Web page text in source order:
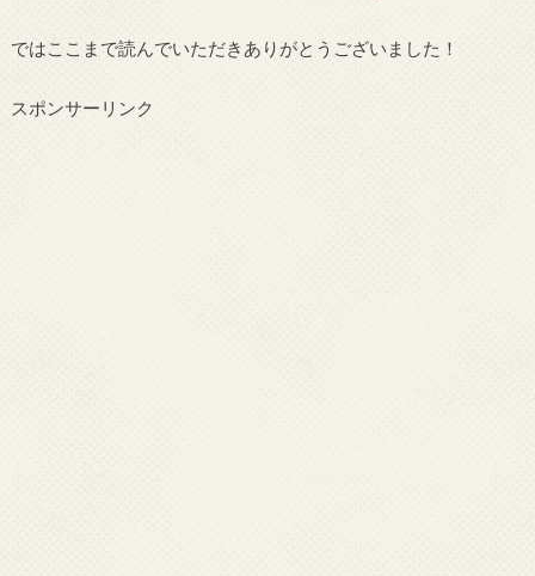
ではここまで読んでいただきありがとうございました！
スポンサーリンク